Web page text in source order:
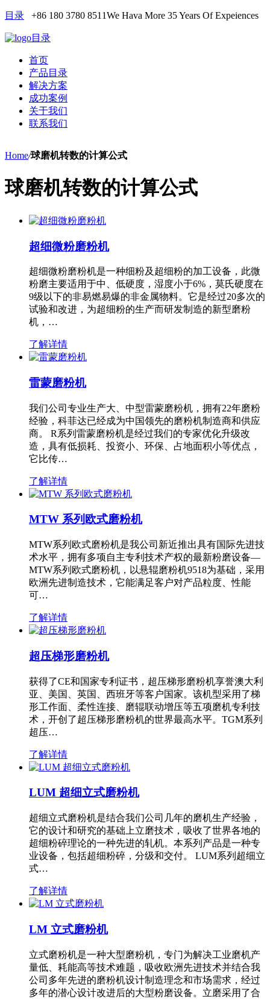
目录 +86 180 3780 8511We Hava More 35 Years Of Expeiences
目录
首页
产品目录
解决方案
成功案例
关于我们
联系我们
Home/球磨机转数的计算公式
球磨机转数的计算公式
超细微粉磨粉机
超细微粉磨粉机是一种细粉及超细粉的加工设备，此微
粉磨主要适用于中、低硬度，湿度小于6%，莫氏硬度在
9级以下的非易燃易爆的非金属物料。它是经过20多次的
试验和改进，为超细粉的生产而研发制造的新型磨粉
机，…
了解详情
雷蒙磨粉机
我们公司专业生产大、中型雷蒙磨粉机，拥有22年磨粉
经验，科菲达已经成为中国领先的磨粉机制造商和供应
商。 R系列雷蒙磨粉机是经过我们的专家优化升级改
造，具有低损耗、投资小、环保、占地面积小等优点，
它比传…
了解详情
MTW 系列欧式磨粉机
MTW系列欧式磨粉机是我公司新近推出具有国际先进技
术水平，拥有多项自主专利技术产权的最新粉磨设备—
MTW系列欧式磨粉机，以悬辊磨粉机9518为基础，采用
欧洲先进制造技术，它能满足客户对产品粒度、性能
可…
了解详情
超压梯形磨粉机
获得了CE和国家专利证书，超压梯形磨粉机享誉澳大利
亚、美国、英国、西班牙等客户国家。该机型采用了梯
形工作面、柔性连接、磨辊联动增压等五项磨机专利技
术，开创了超压梯形磨粉机的世界最高水平。TGM系列
超压…
了解详情
LUM 超细立式磨粉机
超细立式磨粉机是结合我们公司几年的磨机生产经验，
它的设计和研究的基础上立磨技术，吸收了世界各地的
超细粉碎理论的一种先进的轧机。本系列产品是一种专
业设备，包括超细粉碎，分级和交付。 LUM系列超细立
式…
了解详情
LM 立式磨粉机
立式磨粉机是一种大型磨粉机，专门为解决工业磨机产
量低、耗能高等技术难题，吸收欧洲先进技术并结合我
公司多年先进的磨粉机设计制造理念和市场需求，经过
多年的潜心设计改进后的大型粉磨设备。立磨采用了合